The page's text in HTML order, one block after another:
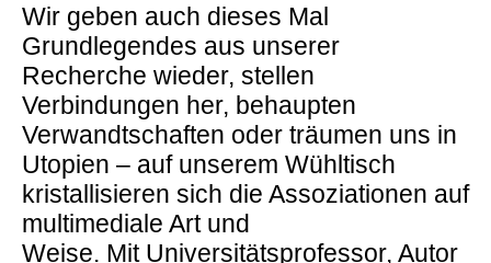
Wir geben auch dieses Mal
Grundlegendes aus unserer
Recherche wieder, stellen
Verbindungen her, behaupten
Verwandtschaften oder träumen uns in
Utopien – auf unserem Wühltisch
kristallisieren sich die Assoziationen auf
multimediale Art und
Weise. Mit Universitätsprofessor, Autor